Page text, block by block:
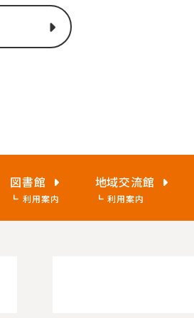
図書館
利用案内
地域交流館
利用案内